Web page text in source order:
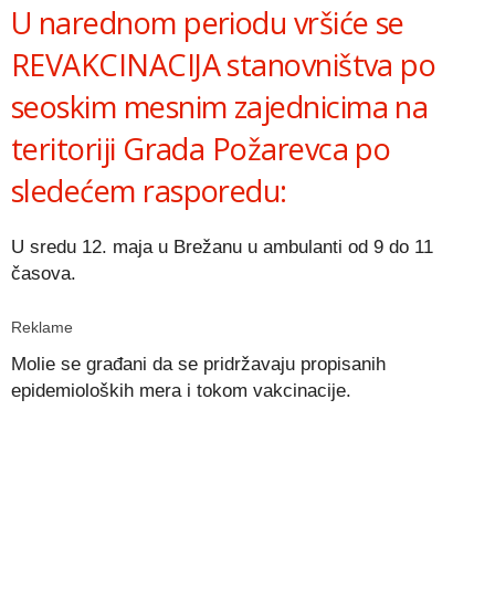
U narednom periodu vršiće se
REVAKCINACIJA stanovništva po
seoskim mesnim zajednicima na
teritoriji Grada Požarevca po
sledećem rasporedu:
U sredu 12. maja u Brežanu u ambulanti od 9 do 11
časova.
Reklame
Molie se građani da se pridržavaju propisanih
epidemioloških mera i tokom vakcinacije.